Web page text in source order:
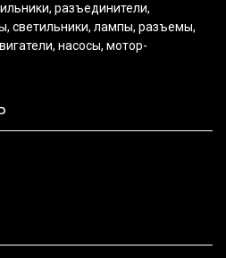
разъединители,
светильники, лампы, разъемы,
насосы, мотор-